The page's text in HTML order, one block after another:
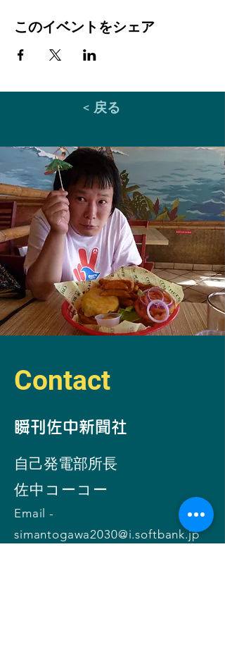
このイベントをシェア
< 戻る
Contact
​瞬刊佐中新聞社
自己発電部所長
​佐中コーコー
Email -
simantogawa2030@i.softbank.jp